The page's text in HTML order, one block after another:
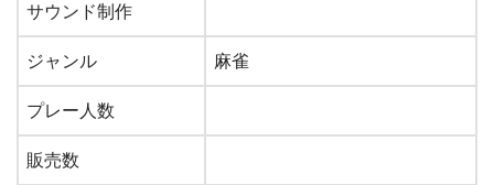
サウンド制作
ジャンル 麻雀
プレー人数
販売数